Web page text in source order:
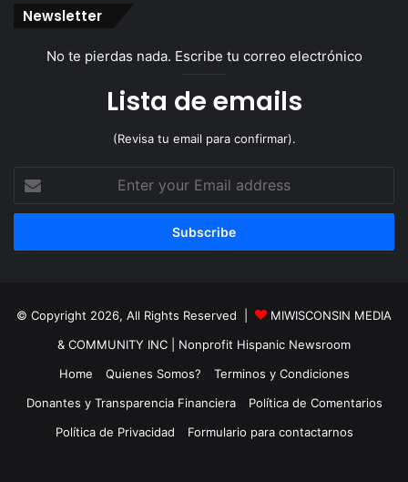
Newsletter
No te pierdas nada. Escribe tu correo electrónico
Lista de emails
(Revisa tu email para confirmar).
Enter
your
Email
© Copyright 2026, All Rights Reserved |
MIWISCONSIN MEDIA
& COMMUNITY INC
| Nonprofit Hispanic Newsroom
Home
Quienes Somos?
Terminos y Condiciones
Donantes y Transparencia Financiera
Política de Comentarios
Política de Privacidad
Formulario para contactarnos